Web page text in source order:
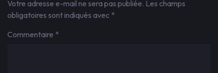
Votre adresse e-mail ne sera pas publiée. Les champs
obligatoires sont indiqués avec *
Commentaire *